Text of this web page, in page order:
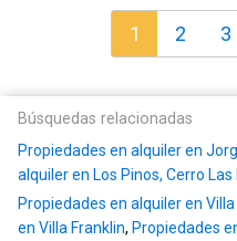
1 2 3
Búsquedas relacionadas
Propiedades en alquiler en
alquiler en Los Pinos, Cerro Las
Propiedades en alquiler en
en Villa Franklin, Propiedades